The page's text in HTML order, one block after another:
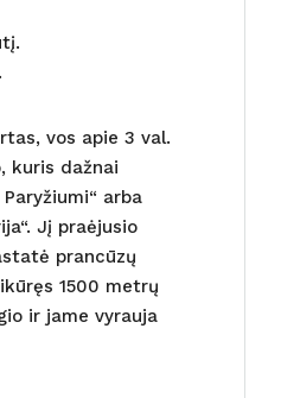
vos apie 3 val.
kuris dažnai
arba
Jį praėjusio
prancūzų
1500 metrų
ir jame vyrauja